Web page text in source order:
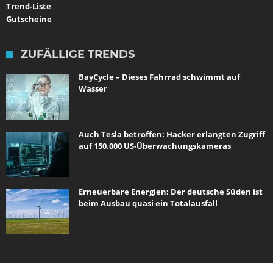
Trend-Liste
Gutscheine
ZUFÄLLIGE TRENDS
BayCycle – Dieses Fahrrad schwimmt auf
Wasser
Auch Tesla betroffen: Hacker erlangten Zugriff
auf 150.000 US-Überwachungskameras
Erneuerbare Energien: Der deutsche Süden ist
beim Ausbau quasi ein Totalausfall